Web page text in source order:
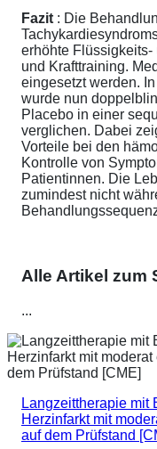
Fazit : Die
erhöhte
und Krafttraining.
eingesetzt werden.
wurde nun
Placebo in einer
verglichen. Dabei
Vorteile bei den
Kontrolle von
Patientinnen. Die
zumindest nicht
Alle Artikel zum
...
Langzeittherapie mit
Herzinfarkt mit
auf dem Prüfstand